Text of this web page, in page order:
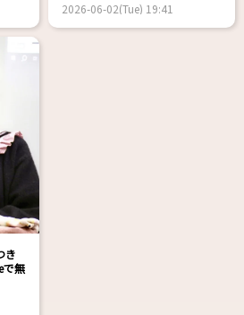
2026-06-02(Tue) 19:41
き
で無